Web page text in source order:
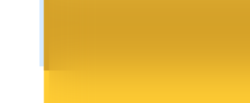
Bloqueios de BTR